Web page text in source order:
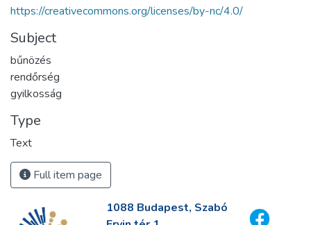
https://creativecommons.org/licenses/by-nc/4.0/
Subject
bűnözés
rendőrség
gyilkosság
Type
Text
Full item page
1088 Budapest, Szabó